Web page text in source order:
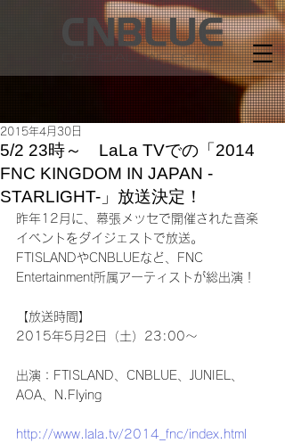
5/2 23時～ LaLa TVでの「2014
FNC KINGDOM IN JAPAN -
STARLIGHT-」放送決定！
2015年4月30日
昨年12月に、幕張メッセで開催された音楽
イベントをダイジェストで放送。
FTISLANDやCNBLUEなど、FNC
Entertainment所属アーティストが総出演！
【放送時間】
2015年5月2日（土）23:00～
出演：FTISLAND、CNBLUE、JUNIEL、
AOA、N.Flying
http://www.lala.tv/2014_fnc/index.html